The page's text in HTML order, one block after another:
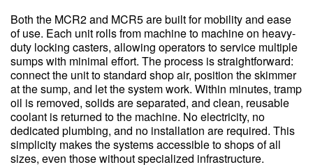
Both the MCR2 and MCR5 are built for mobility and ease
of use. Each unit rolls from machine to machine on heavy-
duty locking casters, allowing operators to service multiple
sumps with minimal effort. The process is straightforward:
connect the unit to standard shop air, position the skimmer
at the sump, and let the system work. Within minutes, tramp
oil is removed, solids are separated, and clean, reusable
coolant is returned to the machine. No electricity, no
dedicated plumbing, and no installation are required. This
simplicity makes the systems accessible to shops of all
sizes, even those without specialized infrastructure.